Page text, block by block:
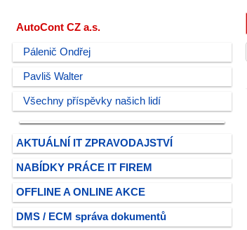
AutoCont CZ a.s.
Pálenič Ondřej
Pavliš Walter
Všechny příspěvky našich lidí
AKTUÁLNÍ IT ZPRAVODAJSTVÍ
NABÍDKY PRÁCE IT FIREM
OFFLINE A ONLINE AKCE
DMS / ECM správa dokumentů